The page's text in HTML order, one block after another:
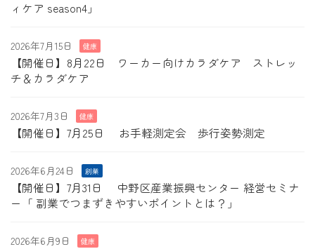
ィケア season4」
2026年7月15日 健康
【開催日】8月22日 ワーカー向けカラダケア ストレッ
チ＆カラダケア
2026年7月3日 健康
【開催日】7月25日 お手軽測定会 歩行姿勢測定
2026年6月24日 創業
【開催日】7月31日 中野区産業振興センター 経営セミナ
ー「 副業でつまずきやすいポイントとは？」
2026年6月9日 健康